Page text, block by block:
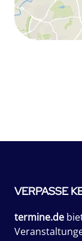
VERPASSE
termine.de